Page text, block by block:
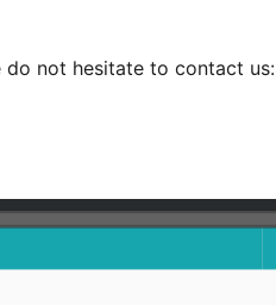
do not hesitate to contact us: